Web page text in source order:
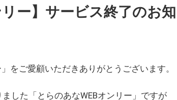
リー】サービス終了のお
をご愛顧いただきありがとうございます。
した「とらのあなWEBオンリー」ですが